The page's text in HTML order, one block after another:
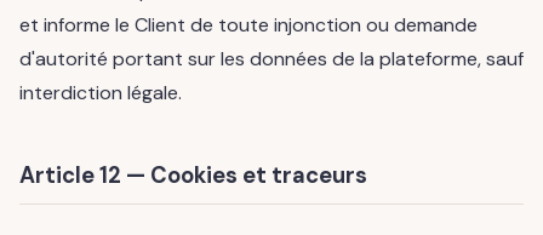
et informe le Client de toute injonction ou demande
d'autorité portant sur les données de la plateforme, sauf
interdiction légale.
Article 12 — Cookies et traceurs